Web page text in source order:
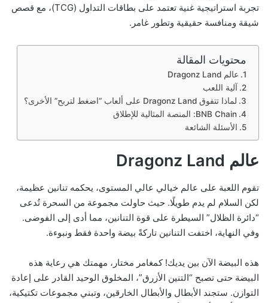
تجربة استراتيجية غنية تعتمد على بطاقات التداول (TCG)، مع قصص
شيقة ومنافسة حقيقية وتطور غامر.
محتويات المقالة
عالم Dragonz Land
آلية اللعب
لماذا تتفوق Dragonz Land على ألعاب “اضغط لتربح” الأخرى؟
BNB Chain: المنصة المثالية للإطلاق
الأسئلة الشائعة
عالم Dragonz Land
تقوم اللعبة على عالم خيالي عالي المستوى، يحكمه تنانين عظيمة،
لكن السلام لم يدم طويلًا. حيث حاولت مجموعة من السحرة تُدعى
“دائرة الظلال” السيطرة على قوة التنانين، مما أدى إلى الفوضى.
وفي النهاية، اختفت التنانين تاركةً بيضة واحدة فقط ونبوءة.
هذه البيضة الآن بين يديك! كمغامر مختار، مهمتك هي رعاية هذه
البيضة حتى تصبح “التنين الأزرق”، المخلوق الوحيد القادر على إعادة
التوازن. ستجند الأبطال والأبطال الخارقين، وتبني مجموعات تكتيكية،